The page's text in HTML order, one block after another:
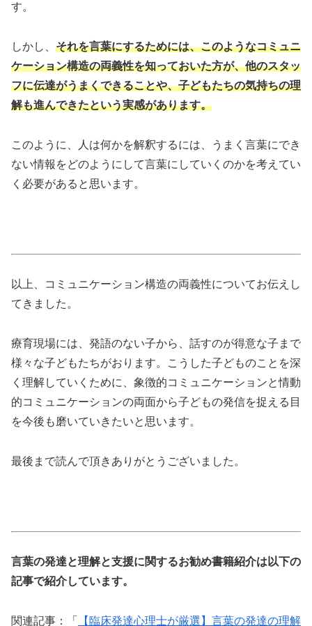
す。
しかし、 それを言葉にするためには、このようなコミュニ
ケーション構造の両義性を知っておいた方が、他のスタッ
フに伝達がうまくできることや、子どもたちの気持ちの理
解も進んできたという実感があります。
このように、人は何かを解釈するには、うまく言葉にでき
ない情報をどのようにして言葉にしていくのかを考えてい
く必要があると思います。
以上、コミュニケーション構造の両義性についてお伝えし
てきました。
療育現場には、発語のない子から、話すのが得意な子まで
様々な子どもたちがおります。こうした子どものことを深
く理解していくために、象徴的コミュニケーションと情動
的コミュニケーションの両面から子どもの発信を捉える目
を今後も磨いていきたいと思います。
最後まで読んで頂きありがとうございました。
言葉の発達と理解と支援に関するお勧め書籍紹介は以下の
記事で紹介しています。
関連記事：「 【臨床発達心理士が厳選】言葉の発達の理解